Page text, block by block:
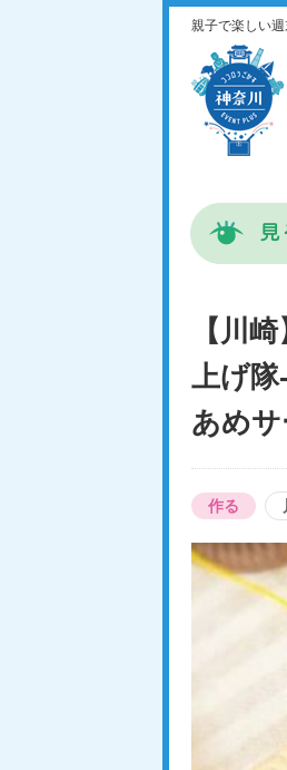
親子で楽しい週
【川
上げ
あめサ
作る